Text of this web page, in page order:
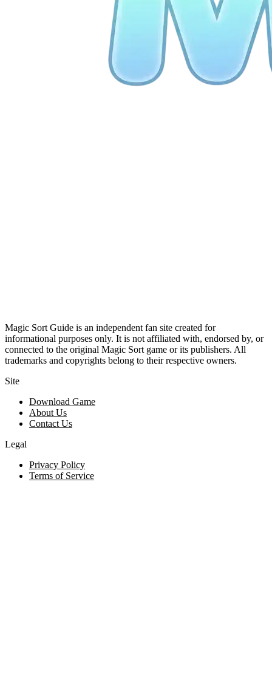
Magic Sort Guide is an independent fan site created for
informational purposes only. It is not affiliated with, endorsed by, or
connected to the original Magic Sort game or its publishers. All
trademarks and copyrights belong to their respective owners.
Site
Download Game
About Us
Contact Us
Legal
Privacy Policy
Terms of Service